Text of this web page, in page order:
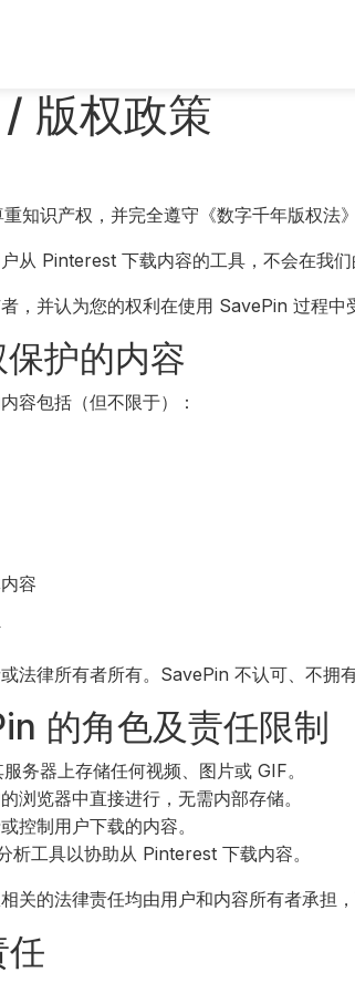
版权政策
知识产权，并完全遵守《数字千年版权法
从 Pinterest 下载内容的工具，不会在我们
，并认为您的权利在使用 SavePin 过程
护的内容
容包括（但不限于）：
容
法律所有者所有。SavePin 不认可、不拥
的角色及责任限制
务器上存储任何视频、图片或 GIF。
浏览器中直接进行，无需内部存储。
控制用户下载的内容。
析工具以协助从 Pinterest 下载内容。
关的法律责任均由用户和内容所有者承担
任